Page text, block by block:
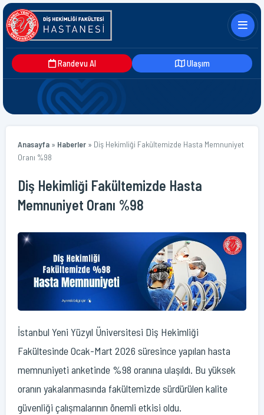
Randevu Al Ulaşım
Anasayfa » Haberler » Diş Hekimliği Fakültemizde Hasta Memnuniyet
Oranı %98
Diş Hekimliği Fakültemizde Hasta
Memnuniyet Oranı %98
İstanbul Yeni Yüzyıl Üniversitesi Diş Hekimliği
Fakültesinde Ocak-Mart 2026 süresince yapılan hasta
memnuniyeti anketinde %98 oranına ulaşıldı. Bu yüksek
oranın yakalanmasında fakültemizde sürdürülen kalite
güvenliği çalışmalarının önemli etkisi oldu.